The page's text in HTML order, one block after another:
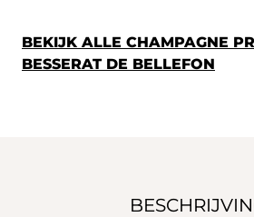
BEKIJK ALLE CHAMPAGNE
BESSERAT DE BELLEFON